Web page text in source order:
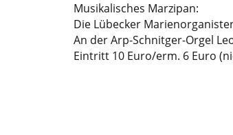
Musikalisches Marzipan:
Die Lübecker
An der Arp-Schnitger-Orgel
Eintritt 10 Euro/erm. 6 Euro